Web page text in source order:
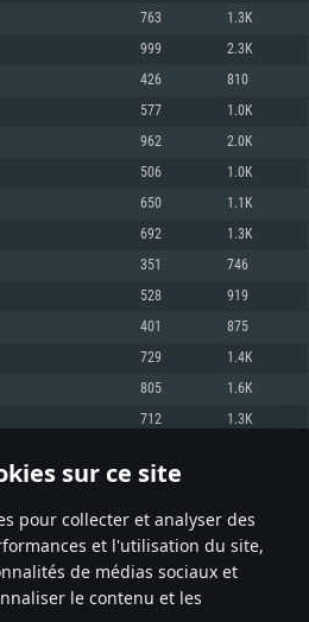
sur ce site
pour collecter et analyser des
et l'utilisation du site,
de médias sociaux et
le contenu et les
11: AMD Radeon 77XX / NVIDIA
supportée par le jeu est de 720p
haut débit
(Les processeurs Intel Xeon ne sont
(Mac), ou analogue AMD/Nvidia. La
le jeu est de 720p.
haut débit
Intel Xeon ne sont pas supportés)
plus avec support de Metal
les plus modernes
les derniers drivers (moins de 6 mois) /
minimale supportée par le jeu est de
haut débit
les derniers drivers (moins de 6 mois) /
haut débit
763 1.3K
999 2.3K
426 810
577 1.0K
962 2.0K
506 1.0K
650 1.1K
692 1.3K
351 746
528 919
401 875
729 1.4K
805 1.6K
712 1.3K
99 100 199